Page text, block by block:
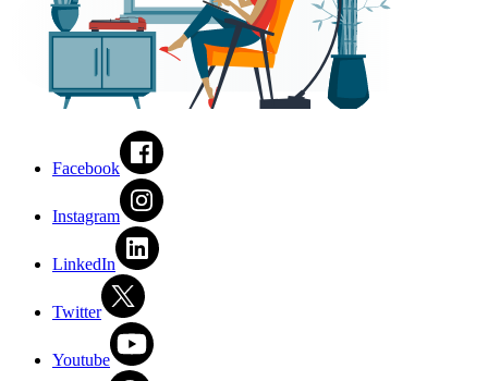
Facebook
Instagram
LinkedIn
Twitter
Youtube